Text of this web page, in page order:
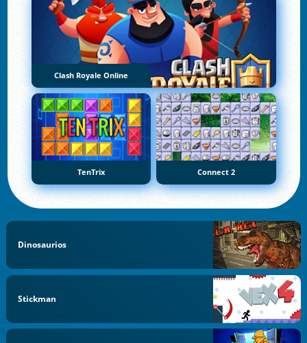
Clash Royale Online
TenTrix Connect 2
Dinosaurios
Stickman